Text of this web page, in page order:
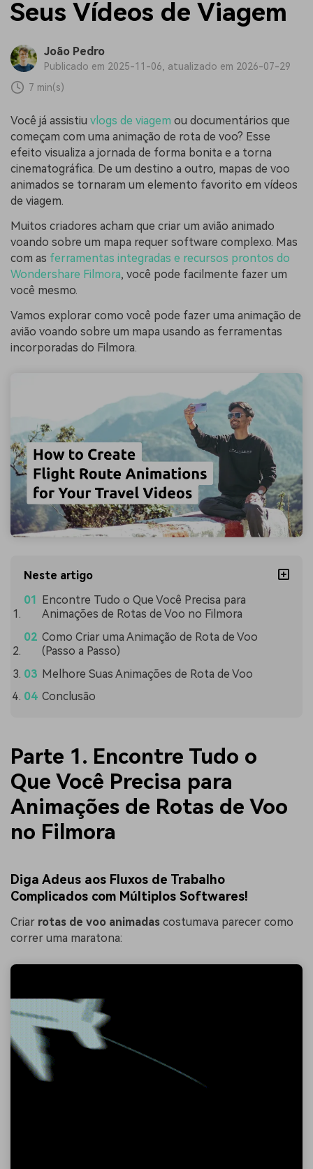
Seus Vídeos de Viagem
João Pedro
Publicado em 2025-11-06, atualizado em 2026-07-29
7 min(s)
Você já assistiu vlogs de viagem ou documentários que
começam com uma animação de rota de voo? Esse
efeito visualiza a jornada de forma bonita e a torna
cinematográfica. De um destino a outro, mapas de voo
animados se tornaram um elemento favorito em vídeos
de viagem.
Muitos criadores acham que criar um avião animado
voando sobre um mapa requer software complexo. Mas
com as ferramentas integradas e recursos prontos do
Wondershare Filmora, você pode facilmente fazer um
você mesmo.
Vamos explorar como você pode fazer uma animação de
avião voando sobre um mapa usando as ferramentas
incorporadas do Filmora.
Neste artigo
Encontre Tudo o Que Você Precisa para
Animações de Rotas de Voo no Filmora
Como Criar uma Animação de Rota de Voo
(Passo a Passo)
Melhore Suas Animações de Rota de Voo
Conclusão
Parte 1. Encontre Tudo o
Que Você Precisa para
Animações de Rotas de Voo
no Filmora
Diga Adeus aos Fluxos de Trabalho
Complicados com Múltiplos Softwares!
Criar rotas de voo animadas costumava parecer como
correr uma maratona: